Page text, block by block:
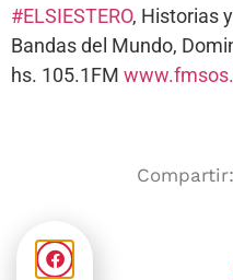
#ELSIESTERO, Historias
Bandas del Mundo,
hs. 105.1FM
Compartir: